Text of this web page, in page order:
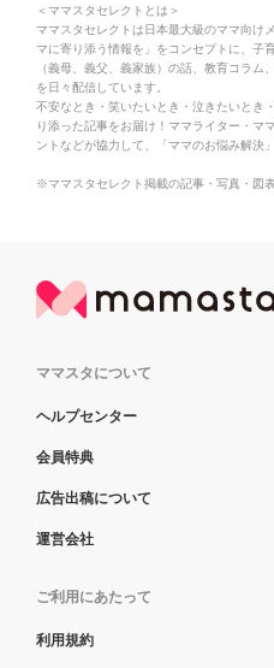
＜ママスタセレクトとは＞
ママスタセレクトは日本最大級のママ向け
マに寄り添う情報を」をコンセプトに、子
（義母、義父、義家族）の話、教育コラ
を日々配信しています。
不安なとき・笑いたいとき・泣きたいとき
り添った記事をお届け！ママライター・マ
ントなどが協力して、「ママのお悩み解決
※ママスタセレクト掲載の記事・写真・図
ママスタについて
ヘルプセンター
会員特典
広告出稿について
運営会社
ご利用にあたって
利用規約